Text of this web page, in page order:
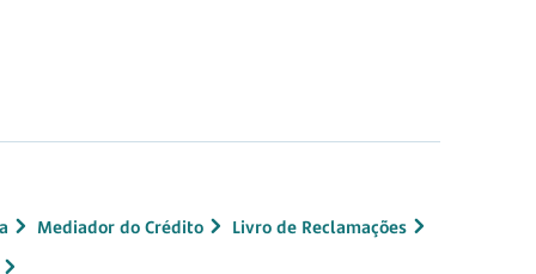
Mediador do Crédito
Livro de Reclamações